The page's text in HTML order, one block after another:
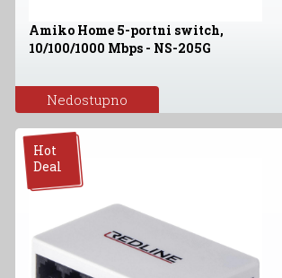
Amiko Home 5-portni switch,
10/100/1000 Mbps - NS-205G
Nedostupno
Hot
Deal